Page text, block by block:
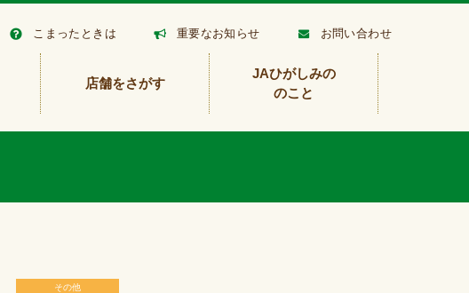
こまったときは 重要なお知らせ お問い合わせ
店舗をさがす
JAひがしみの
のこと
その他